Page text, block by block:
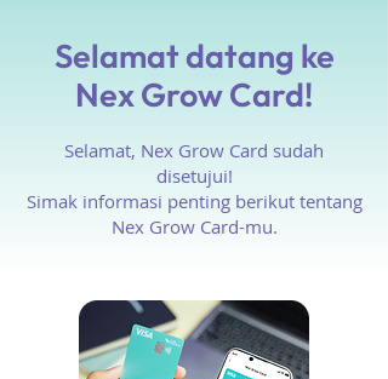
Selamat datang ke
Nex Grow Card!
Selamat, Nex Grow Card sudah
disetujui!
Simak informasi penting berikut tentang
Nex Grow Card-mu.